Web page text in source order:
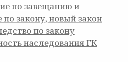
по завещанию и
по закону, новый закон
по закону
наследования ГК